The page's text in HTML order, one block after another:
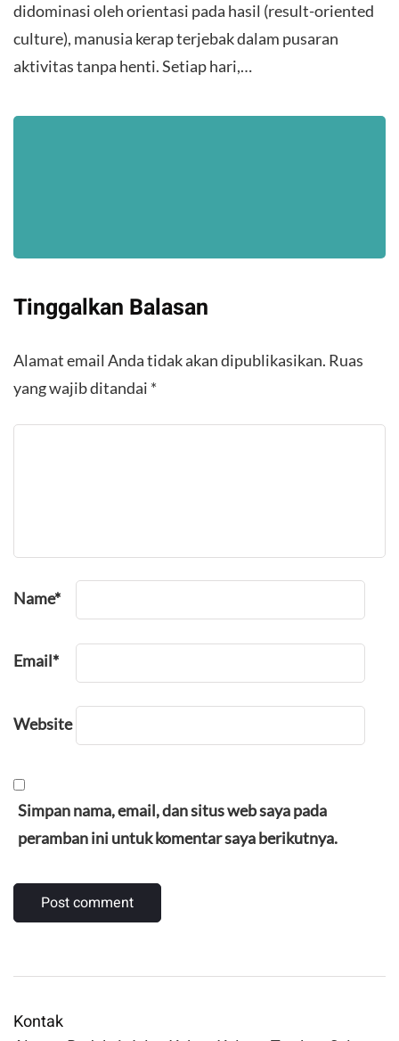
didominasi oleh orientasi pada hasil (result-oriented
culture), manusia kerap terjebak dalam pusaran
aktivitas tanpa henti. Setiap hari,…
Tinggalkan Balasan
Alamat email Anda tidak akan dipublikasikan. Ruas
yang wajib ditandai *
Name*
Email*
Website
Simpan nama, email, dan situs web saya pada
peramban ini untuk komentar saya berikutnya.
Kontak